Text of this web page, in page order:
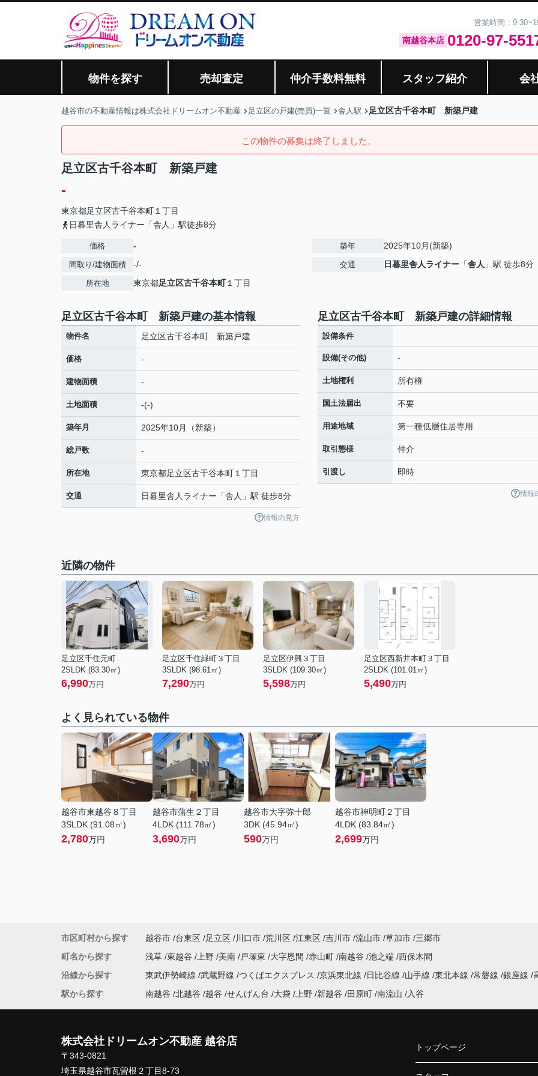
営業時間：
南越谷本店 0120-97-
物件を探す 売却査定 仲介手数料無料 スタッフ紹介 会
越谷市の不動産情報は株式会社ドリームオン不動産 足立区の戸建(売買)一覧 舎人駅 足立区古千谷本町 新築戸建
この物件の募集は終了しました。
足立区古千谷本町 新築戸建
-
東京都足立区古千谷本町 １丁目
日暮里舎人ライナー「舎人」駅徒歩8分
価格 -
間取り/建物面積 -/-
所在地 東京都足立区古千谷本町１丁目
築年 2025年10月(新築)
交通 日暮里舎人ライナー 「舎人 」駅 徒歩8分
足立区古千谷本町 新築戸建の基本情報
物件名 足立区古千谷本町 新築戸建
価格 -
建物面積 -
土地面積 -(-)
築年月 2025年10月（新築）
総戸数 -
所在地 東京都足立区古千谷本町 １丁目
交通 日暮里舎人ライナー 「舎人 」駅 徒歩8分
情報の見方
足立区古千谷本町 新築戸建の詳細情報
設備条件
設備(その他) -
土地権利 所有権
国土法届出 不要
用途地域 第一種低層住居専用
取引態様 仲介
引渡し 即時
情報
近隣の物件
足立区千住元町
2SLDK (83.30㎡)
6,990万円
足立区千住緑町３丁目
3SLDK (98.61㎡)
7,290万円
足立区伊興３丁目
3SLDK (109.30㎡)
5,598万円
足立区西新井本町３丁目
2SLDK (101.01㎡)
5,490万円
よく見られている物件
越谷市東越谷８丁目
3SLDK (91.08㎡)
2,780万円
越谷市蒲生２丁目
4LDK (111.78㎡)
3,690万円
越谷市大字弥十郎
3DK (45.94㎡)
590万円
越谷市神明町２丁目
4LDK (83.84㎡)
2,699万円
市区町村から探す 越谷市 台東区 足立区 川口市 荒川区 江東区 吉川市 流山市 草加市 三郷市
町名から探す
浅草 東越谷 上野 美南 戸塚東 大字恩間 赤山町 南越谷 池之端 西保木間
沿線から探す
東武伊勢崎線 武蔵野線 つくばエクスプレス 京浜東北線 日比谷線 山手線 東北本線 常磐線 銀座線
駅から探す
南越谷 北越谷 越谷 せんげん台 大袋 上野 新越谷 田原町 南流山 入谷
株式会社ドリームオン不動産 越谷店
〒343-0821
埼玉県越谷市瓦曽根２丁目8-73
トップページ